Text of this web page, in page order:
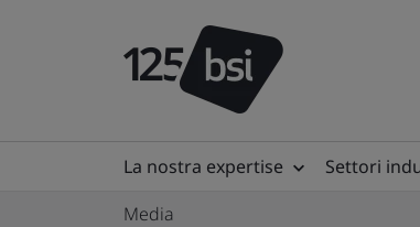
La nostra expertise Settori
Media